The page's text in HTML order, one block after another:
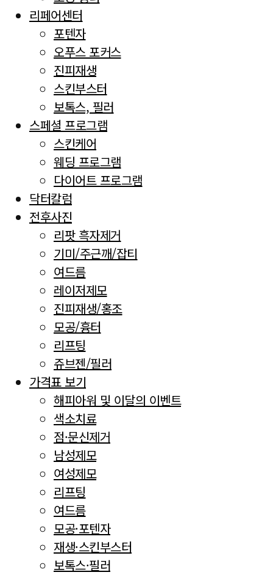
리페어센터
포텐자
오푸스 포커스
진피재생
스킨부스터
보톡스, 필러
스페셜 프로그램
스킨케어
웨딩 프로그램
다이어트 프로그램
닥터칼럼
전후사진
리팟 흑자제거
기미/주근깨/잡티
여드름
레이저제모
진피재생/홍조
모공/흉터
리프팅
쥬브젠/필러
가격표 보기
해피아워 및 이달의 이벤트
색소치료
점·문신제거
남성제모
여성제모
리프팅
여드름
모공·포텐자
재생·스킨부스터
보톡스·필러